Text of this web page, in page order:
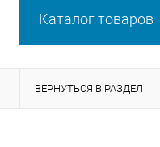
Каталог товаров
ВЕРНУТЬСЯ В РАЗДЕЛ